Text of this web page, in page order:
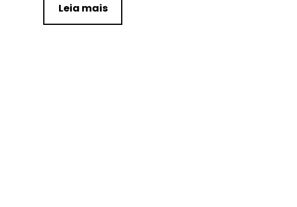
Leia mais